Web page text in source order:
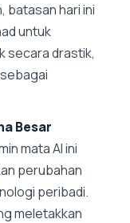
batasan hari ini
untuk
secara drastik,
Besar
mata AI ini
perubahan
peribadi.
meletakkan